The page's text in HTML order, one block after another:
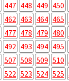
447 448 449 450
462 463 464 465
477 478 479 480
492 493 494 495
507 508 509 510
522 523 524 525